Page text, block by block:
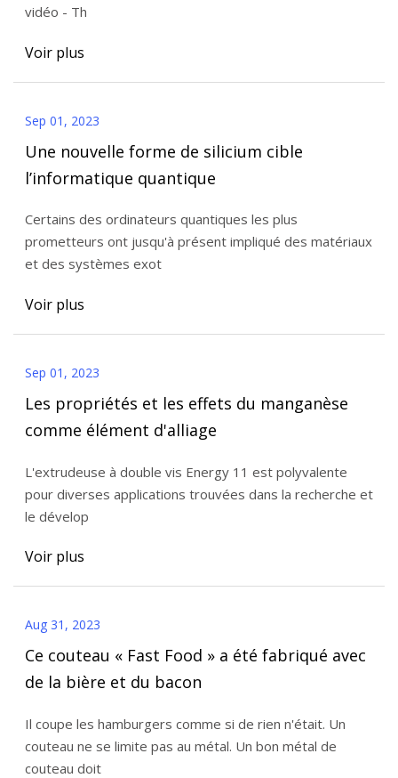
vidéo - Th
Voir plus
Sep 01, 2023
Une nouvelle forme de silicium cible
l’informatique quantique
Certains des ordinateurs quantiques les plus
prometteurs ont jusqu'à présent impliqué des matériaux
et des systèmes exot
Voir plus
Sep 01, 2023
Les propriétés et les effets du manganèse
comme élément d'alliage
L'extrudeuse à double vis Energy 11 est polyvalente
pour diverses applications trouvées dans la recherche et
le dévelop
Voir plus
Aug 31, 2023
Ce couteau « Fast Food » a été fabriqué avec
de la bière et du bacon
Il coupe les hamburgers comme si de rien n'était. Un
couteau ne se limite pas au métal. Un bon métal de
couteau doit